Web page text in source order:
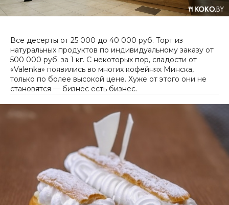
Все десерты от 25 000 до 40 000 руб. Торт из
натуральных продуктов по индивидуальному заказу от
500 000 руб. за 1 кг. С некоторых пор, сладости от
«Valenka» появились во многих кофейнях Минска,
только по более высокой цене. Хуже от этого они не
становятся — бизнес есть бизнес.